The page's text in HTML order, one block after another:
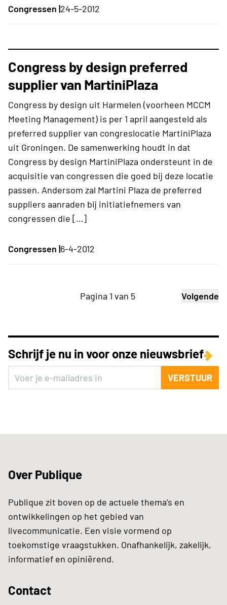
Congressen |24-5-2012
Congress by design preferred
supplier van MartiniPlaza
Congress by design uit Harmelen (voorheen MCCM
Meeting Management) is per 1 april aangesteld als
preferred supplier van congreslocatie MartiniPlaza
uit Groningen. De samenwerking houdt in dat
Congress by design MartiniPlaza ondersteunt in de
acquisitie van congressen die goed bij deze locatie
passen. Andersom zal Martini Plaza de preferred
suppliers aanraden bij initiatiefnemers van
congressen die […]
Congressen |6-4-2012
Pagina 1 van 5 Volgende
Schrijf je nu in voor onze nieuwsbrief
VERSTUUR
Over Publique
Publique zit boven op de actuele thema’s en
ontwikkelingen op het gebied van
livecommunicatie. Een visie vormend op
toekomstige vraagstukken. Onafhankelijk, zakelijk,
informatief en opiniërend.
Contact